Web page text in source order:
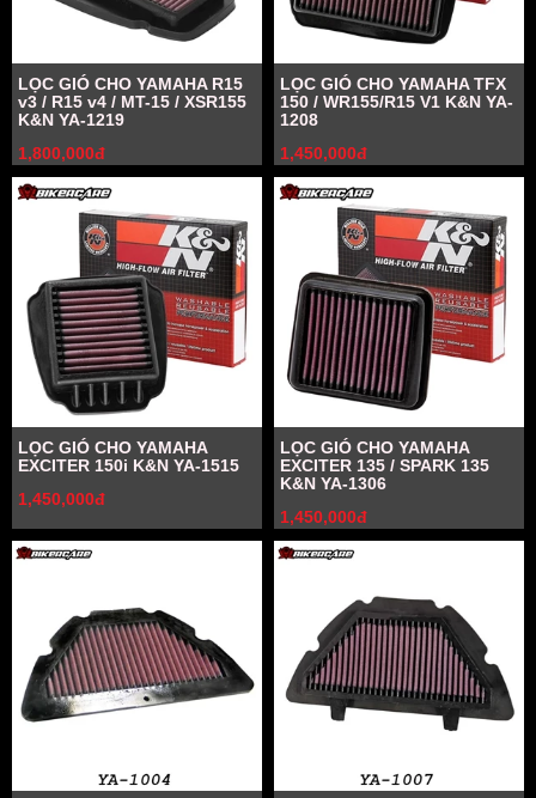
LỌC GIÓ CHO YAMAHA R15
v3 / R15 v4 / MT-15 / XSR155
K&N YA-1219
1,800,000đ
LỌC GIÓ CHO YAMAHA TFX
150 / WR155/R15 V1 K&N YA-
1208
1,450,000đ
LỌC GIÓ CHO YAMAHA
EXCITER 150i K&N YA-1515
1,450,000đ
LỌC GIÓ CHO YAMAHA
EXCITER 135 / SPARK 135
K&N YA-1306
1,450,000đ